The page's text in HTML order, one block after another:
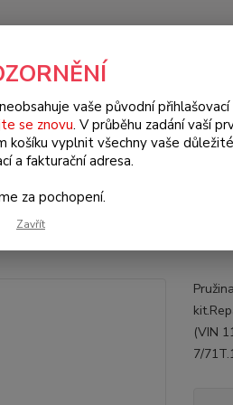
Hledat
Motory & díly (Engines & parts) Spojka
»)
spojky/kit -
(VIN
7/
vaše původní přihlašovací
se znovu. V průběhu zadání vaší
košíku vyplnit všechny vaše
a fakturační adresa.
za pochopení.
Zavřít